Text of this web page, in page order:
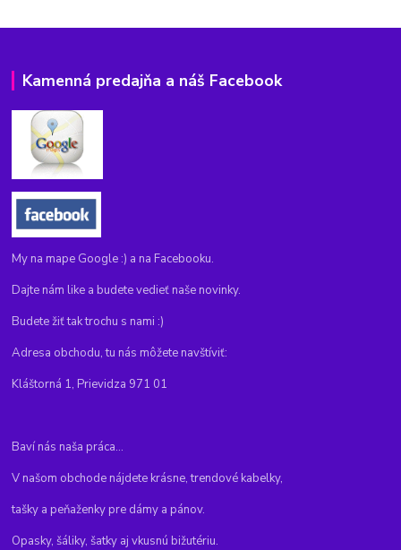
Kamenná predajňa a náš Facebook
My na mape Google :) a na Facebooku.
Dajte nám like a budete vedieť naše novinky.
Budete žiť tak trochu s nami :)
Adresa obchodu, tu nás môžete navštíviť:
Kláštorná 1, Prievidza 971 01
Baví nás naša práca...
V našom obchode nájdete krásne, trendové kabelky,
tašky a peňaženky pre dámy a pánov.
Opasky, šáliky, šatky aj vkusnú bižutériu.